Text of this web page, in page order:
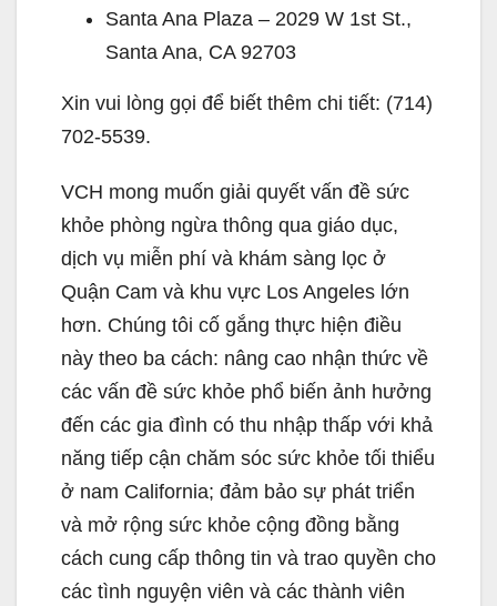
Santa Ana Plaza – 2029 W 1st St.,
Santa Ana, CA 92703
Xin vui lòng gọi để biết thêm chi tiết: (714)
702-5539.
VCH mong muốn giải quyết vấn đề sức
khỏe phòng ngừa thông qua giáo dục,
dịch vụ miễn phí và khám sàng lọc ở
Quận Cam và khu vực Los Angeles lớn
hơn. Chúng tôi cố gắng thực hiện điều
này theo ba cách: nâng cao nhận thức về
các vấn đề sức khỏe phổ biến ảnh hưởng
đến các gia đình có thu nhập thấp với khả
năng tiếp cận chăm sóc sức khỏe tối thiểu
ở nam California; đảm bảo sự phát triển
và mở rộng sức khỏe cộng đồng bằng
cách cung cấp thông tin và trao quyền cho
các tình nguyện viên và các thành viên